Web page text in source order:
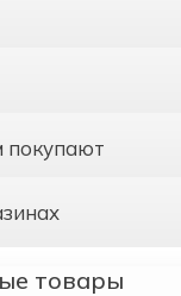
покупают
товары